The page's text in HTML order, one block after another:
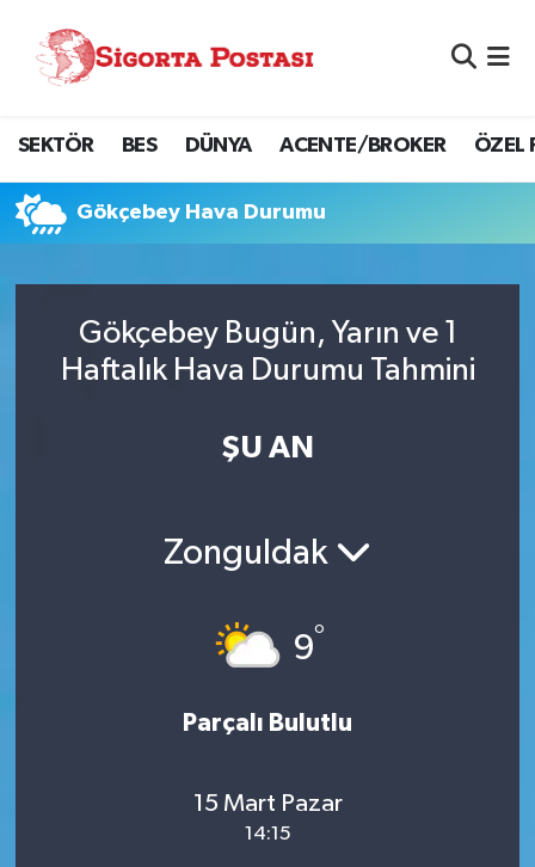
SEKTÖR BES DÜNYA ACENTE/BROKER ÖZEL
Gökçebey Hava Durumu
Gökçebey Bugün, Yarın ve 1
Haftalık Hava Durumu Tahmini
ŞU AN
Zonguldak
9°
Parçalı Bulutlu
15 Mart Pazar
14:15
Nöbetçi Eczaneler
Hava Durumu
Namaz Vakitleri
Süper Lig Puan Durumu ve Fikstür
Son Dakika Haberleri